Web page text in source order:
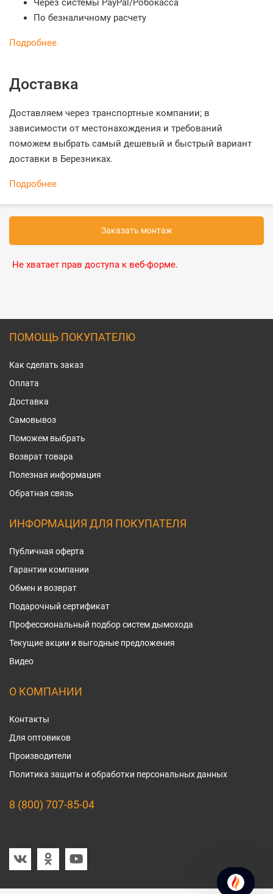
Через системы PayPal/Робокасса
По безналичному расчету
Подробнее
Доставка
Доставляем через транспортные компании; в
зависимости от местонахождения и требований
поможем выбрать самый дешевый и быстрый вариант
доставки в Березниках.
Подробнее
Заказать монтаж
Не хватает прав доступа к веб-форме.
ПОМОЩЬ ПОКУПАТЕЛЮ
Как сделать заказ
Оплата
Доставка
Самовывоз
Поможем выбрать
Возврат товара
Полезная информация
Обратная связь
ИНФОРМАЦИЯ ДЛЯ ПОКУПАТЕЛЯ
Публичная оферта
Гарантии компании
Обмен и возврат
Подарочный сертификат
Профессиональный подбор систем дымохода
Текущие акции и выгодные предложения
Видео
О КОМПАНИИ
Контакты
Для оптовиков
Производители
Политика защиты и обработки персональных данных
8 (800) 707-85-04